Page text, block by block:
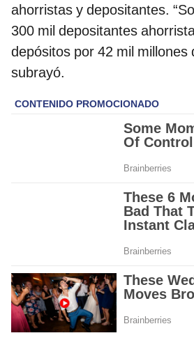
ahorristas y depositantes.
300 mil depositantes
depósitos por 42 mil millones
subrayó.